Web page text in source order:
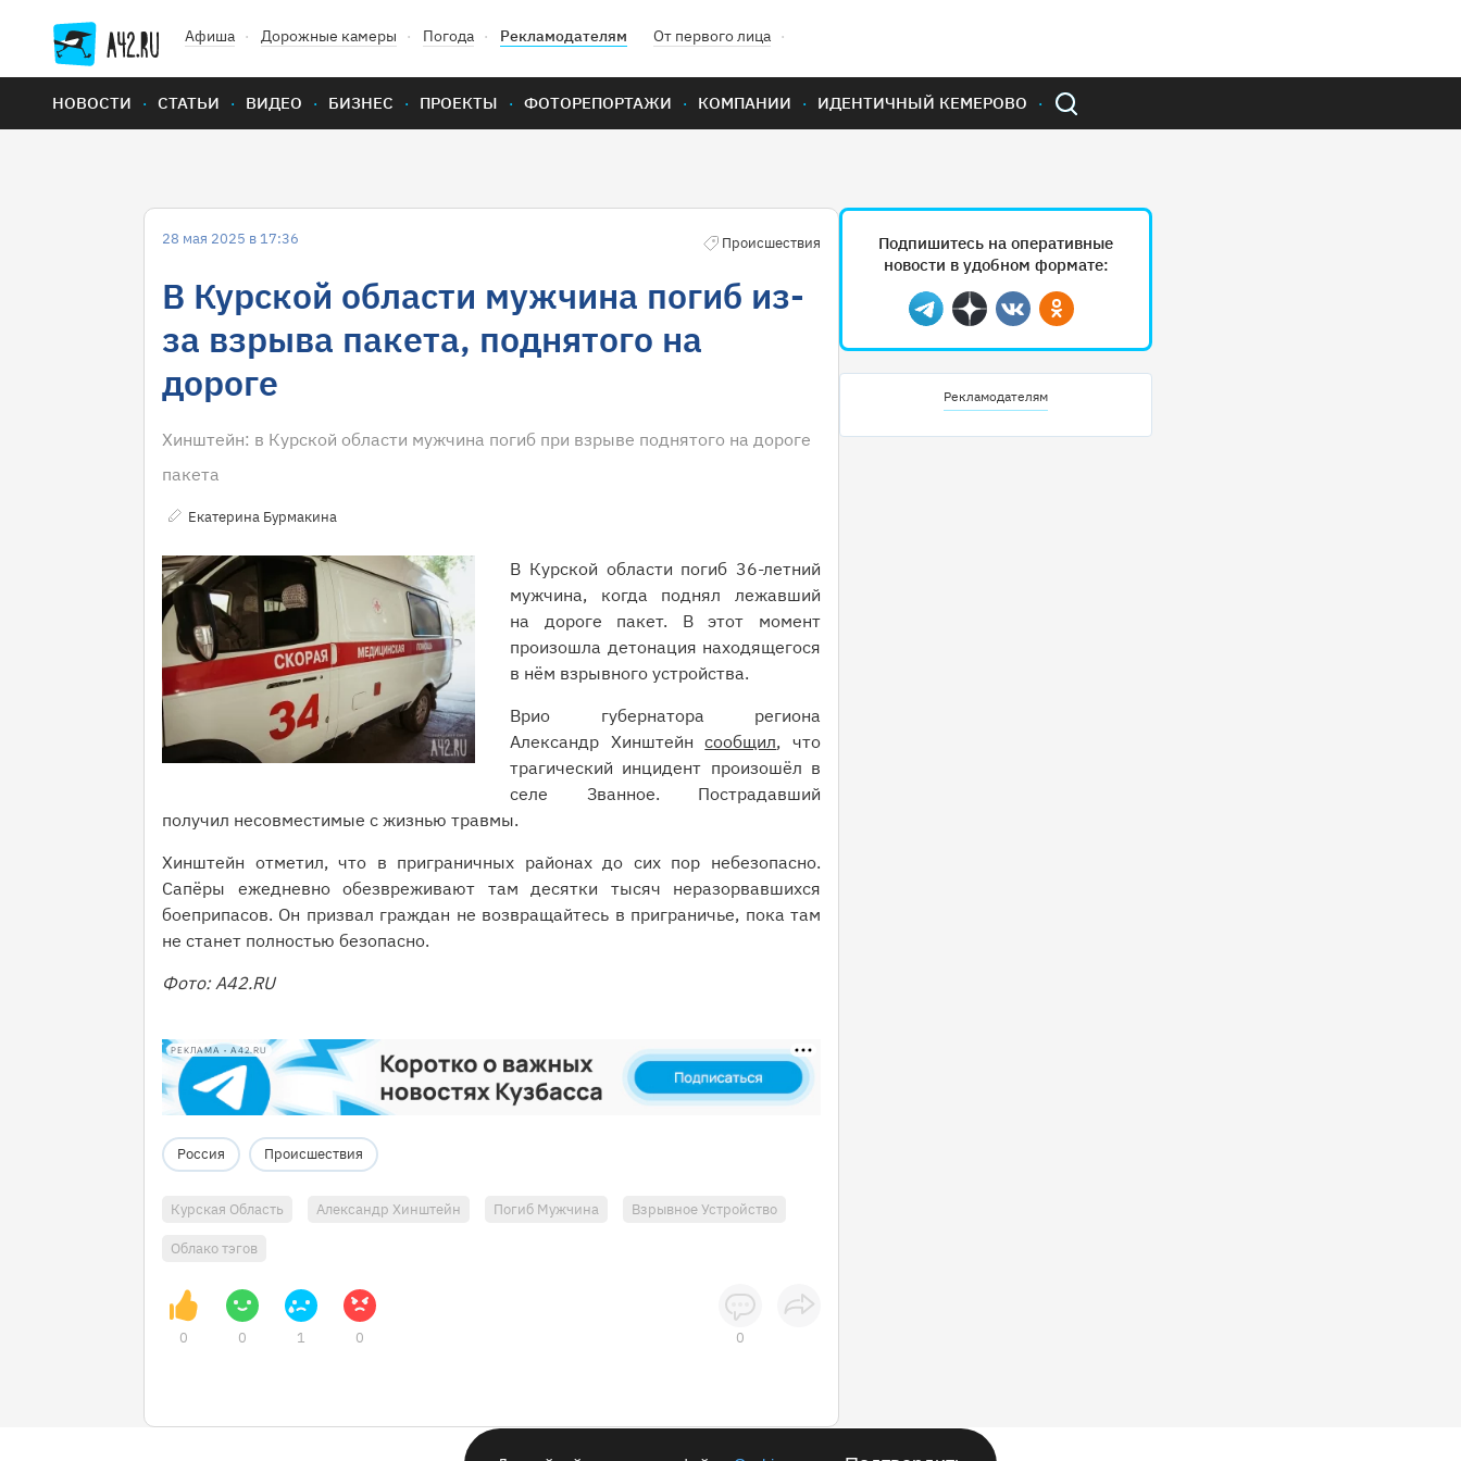
Афиша Дорожные камеры Погода Рекламодателям От первого лица
НОВОСТИ СТАТЬИ ВИДЕО БИЗНЕС ПРОЕКТЫ ФОТОРЕПОРТАЖИ КОМПАНИИ ИДЕНТИЧНЫЙ КЕМЕРОВО
28 мая 2025 в 17:36 Происшествия
В Курской области мужчина погиб из-
за взрыва пакета, поднятого на
дороге
Хинштейн: в Курской области мужчина погиб при взрыве поднятого на дороге
пакета
Екатерина Бурмакина
В Курской области погиб 36-летний
мужчина, когда поднял лежавший
на дороге пакет. В этот момент
произошла детонация находящегося
в нём взрывного устройства.
Врио губернатора региона
Александр Хинштейнсообщил, что
трагический инцидент произошёл в
селе Званное. Пострадавший
получил несовместимые с жизнью травмы.
Хинштейн отметил, что в приграничных районах до сих пор небезопасно.
Сапёры ежедневно обезвреживают там десятки тысяч неразорвавшихся
боеприпасов. Он призвал граждан не возвращайтесь в приграничье, пока там
не станет полностью безопасно.
Фото: А42.RU
РЕКЛАМА • A42.RU
Россия Происшествия
Курская Область Александр Хинштейн Погиб Мужчина Взрывное Устройство
Облако тэгов
0 0 1 0 0
Подпишитесь на оперативные
новости в удобном формате:
Telegram
ДзенВконтактеОдноклассники
Рекламодателям